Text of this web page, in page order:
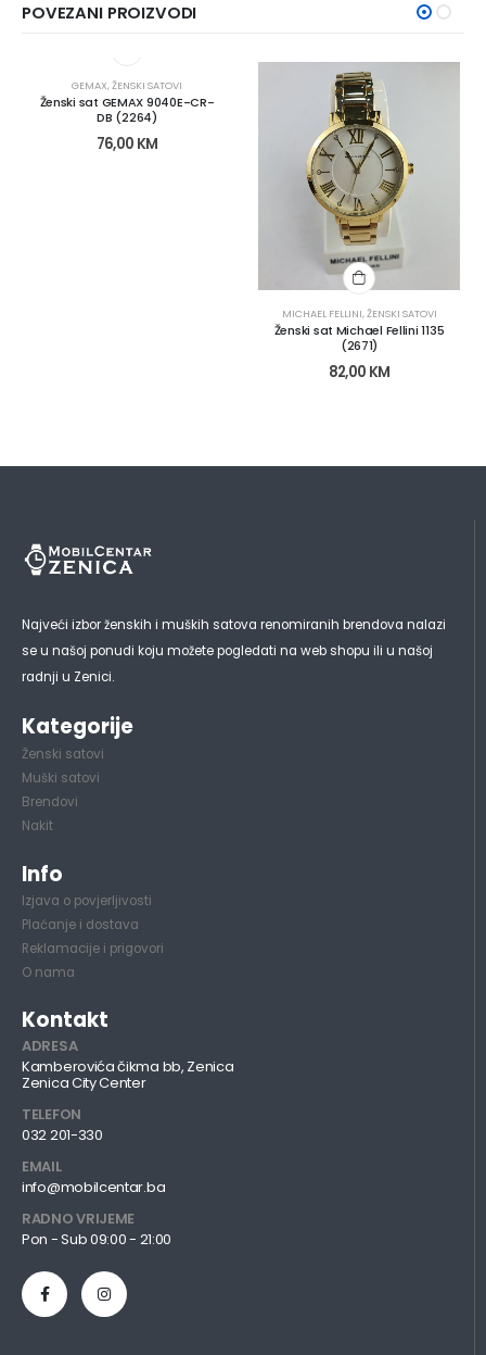
POVEZANI PROIZVODI
GEMAX,ŽENSKI SATOVI
Ženski sat GEMAX 9040E-CR-
DB (2264)
76,00 KM
MICHAEL FELLINI,ŽENSKI SATOVI
Ženski sat Michael Fellini 1135
(2671)
82,00 KM
Najveći izbor ženskih i muških satova renomiranih brendova nalazi
se u našoj ponudi koju možete pogledati na web shopu ili u našoj
radnji u Zenici.
Kategorije
Ženski satovi
Muški satovi
Brendovi
Nakit
Info
Izjava o povjerljivosti
Plaćanje i dostava
Reklamacije i prigovori
O nama
Kontakt
ADRESA
Kamberovića čikma bb, Zenica
Zenica City Center
TELEFON
032 201-330
EMAIL
info@mobilcentar.ba
RADNO VRIJEME
Pon - Sub 09:00 - 21:00